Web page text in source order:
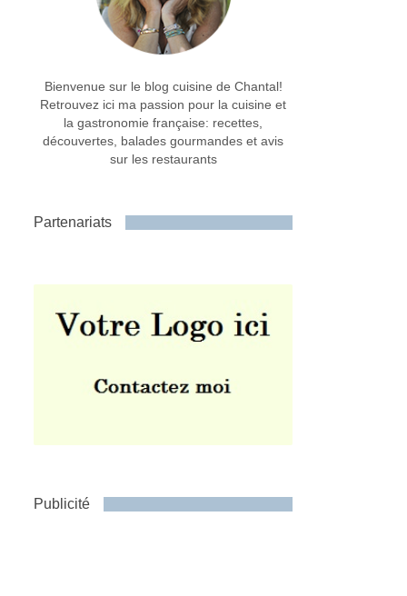
Bienvenue sur le blog cuisine de Chantal!
Retrouvez ici ma passion pour la cuisine et
la gastronomie française: recettes,
découvertes, balades gourmandes et avis
sur les restaurants
Partenariats
Publicité